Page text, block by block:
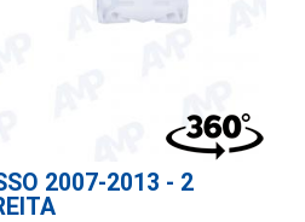
2007-2013 - 2